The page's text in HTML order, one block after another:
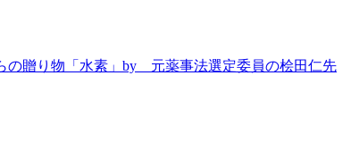
の贈り物「水素」by 元薬事法選定委員の桧田仁先